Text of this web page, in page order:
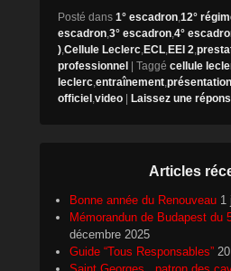
Posté dans 1° escadron,12°
escadron,3° escadron,4°
),Cellule Leclerc,ECL,EEI 2,
professionnel | Taggé cellule
leclerc,entraînement,présentation
officiel,video | Laissez une
Articles
Bonne année du Renouveau 1
Mémorandun de Budapest du
décembre 2025
Guide “Tous Responsables”